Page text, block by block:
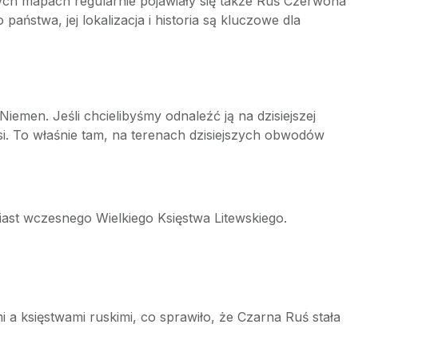
jej lokalizacja i historia są kluczowe dla
Jeśli chcielibyśmy odnaleźć ją na dzisiejszej
To właśnie tam, na terenach dzisiejszych obwodów
wczesnego Wielkiego Księstwa Litewskiego.
księstwami ruskimi, co sprawiło, że Czarna Ruś stała